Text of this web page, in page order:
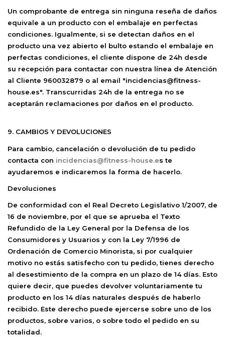
Un comprobante de entrega sin ninguna reseña de daños
equivale a un producto con el embalaje en perfectas
condiciones. Igualmente, si se detectan daños en el
producto una vez abierto el bulto estando el embalaje en
perfectas condiciones, el cliente dispone de 24h desde
su recepción para contactar con nuestra línea de Atención
al Cliente 960032879 o al email "incidencias@fitness-
house.es". Transcurridas 24h de la entrega no se
aceptarán reclamaciones por daños en el producto.
9. CAMBIOS Y DEVOLUCIONES
Para cambio, cancelación o devolución de tu pedido
contacta con incidencias@fitness-house.es te
ayudaremos e indicaremos la forma de hacerlo.
Devoluciones
De conformidad con el Real Decreto Legislativo 1/2007, de
16 de noviembre, por el que se aprueba el Texto
Refundido de la Ley General por la Defensa de los
Consumidores y Usuarios y con la Ley 7/1996 de
Ordenación de Comercio Minorista, si por cualquier
motivo no estás satisfecho con tu pedido,tienes derecho
al desestimiento de la compra en un plazo de 14 días. Esto
quiere decir, que puedes devolver voluntariamente tu
producto en los 14 días naturales después de haberlo
recibido. Este derecho puede ejercerse sobre uno de los
productos, sobre varios, o sobre todo el pedido en su
totalidad.